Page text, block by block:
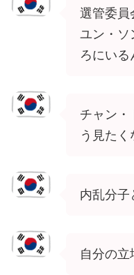
選管委員
ユン・ソ
ろにいる
チャン・
う見たく
内乱分子
自分の立